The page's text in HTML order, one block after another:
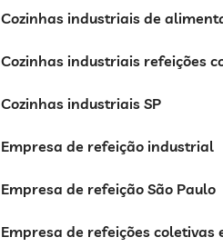
Cozinhas industriais de
Cozinhas industriais refeições
Cozinhas industriais SP
Empresa de refeição industrial
Empresa de refeição São Paulo
Empresa de refeições coletivas